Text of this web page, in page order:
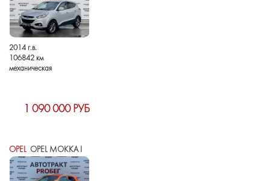
2014 г.в.
106842 км
механическая
1 090 000 РУБ
OPEL OPEL MOKKA I